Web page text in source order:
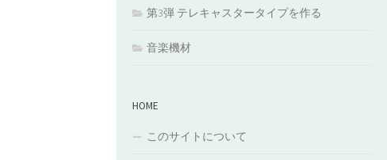
第3弾 テレキャスタータイプを作る
音楽機材
HOME
このサイトについて